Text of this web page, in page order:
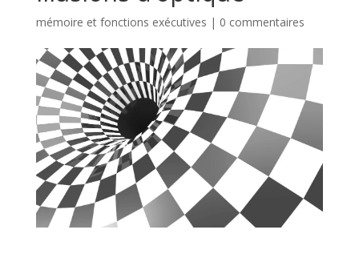
mémoire et fonctions exécutives | 0 commentaires